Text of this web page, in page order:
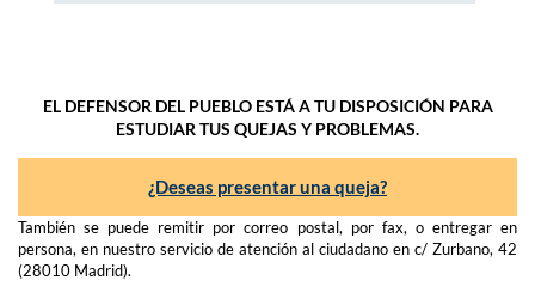
EL DEFENSOR DEL PUEBLO ESTÁ A TU DISPOSICIÓN PARA
ESTUDIAR TUS QUEJAS Y PROBLEMAS.
¿Deseas presentar una queja?
También se puede remitir por correo postal, por fax, o entregar en
persona, en nuestro servicio de atención al ciudadano en c/ Zurbano, 42
(28010 Madrid).